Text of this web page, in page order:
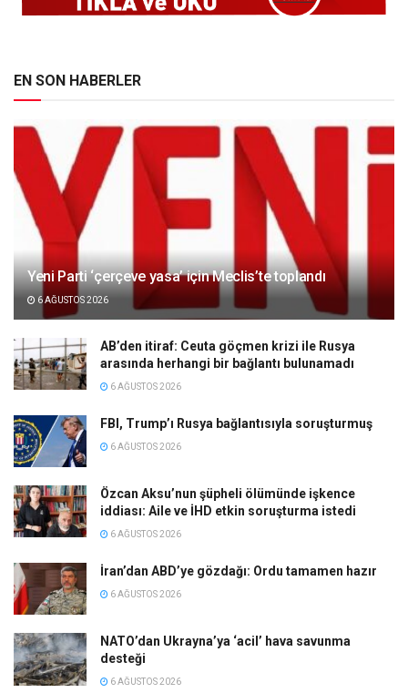
EN SON HABERLER
Yeni Parti ‘çerçeve yasa’ için Meclis’te toplandı
6 AĞUSTOS 2026
AB’den itiraf: Ceuta göçmen krizi ile Rusya
arasında herhangi bir bağlantı bulunamadı
6 AĞUSTOS 2026
FBI, Trump’ı Rusya bağlantısıyla soruşturmuş
6 AĞUSTOS 2026
Özcan Aksu’nun şüpheli ölümünde işkence
iddiası: Aile ve İHD etkin soruşturma istedi
6 AĞUSTOS 2026
İran’dan ABD’ye gözdağı: Ordu tamamen hazır
6 AĞUSTOS 2026
NATO’dan Ukrayna’ya ‘acil’ hava savunma
desteği
6 AĞUSTOS 2026